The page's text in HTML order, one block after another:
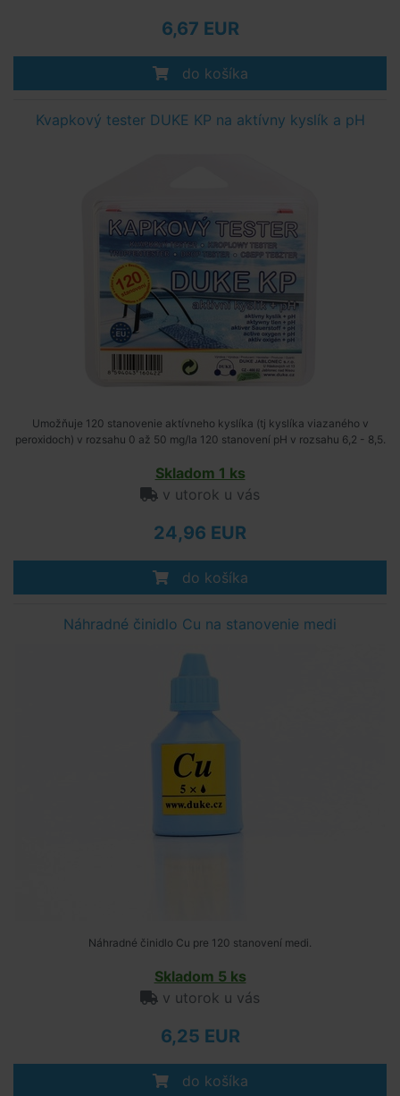
6,67 EUR
do košíka
Kvapkový tester DUKE KP na aktívny kyslík a pH
Umožňuje 120 stanovenie aktívneho kyslíka (tj kyslíka viazaného v
peroxidoch) v rozsahu 0 až 50 mg/la 120 stanovení pH v rozsahu 6,2 - 8,5.
Skladom 1 ks
v utorok u vás
24,96 EUR
do košíka
Náhradné činidlo Cu na stanovenie medi
Náhradné činidlo Cu pre 120 stanovení medi.
Skladom 5 ks
v utorok u vás
6,25 EUR
do košíka